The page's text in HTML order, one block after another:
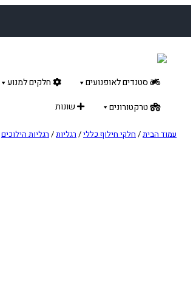
סטנדים לאופנועים חלקים למנוע
טרקטורונים
שונות
עמוד הבית/ חלקי חילוף כללי/ רגליות/ רגליות הילוכים